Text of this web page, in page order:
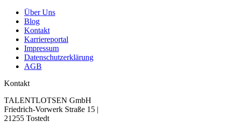
Über Uns
Blog
Kontakt
Karriereportal
Impressum
Datenschutzerklärung
AGB
Kontakt
TALENTLOTSEN GmbH
Friedrich-Vorwerk Straße 15 |
21255 Tostedt